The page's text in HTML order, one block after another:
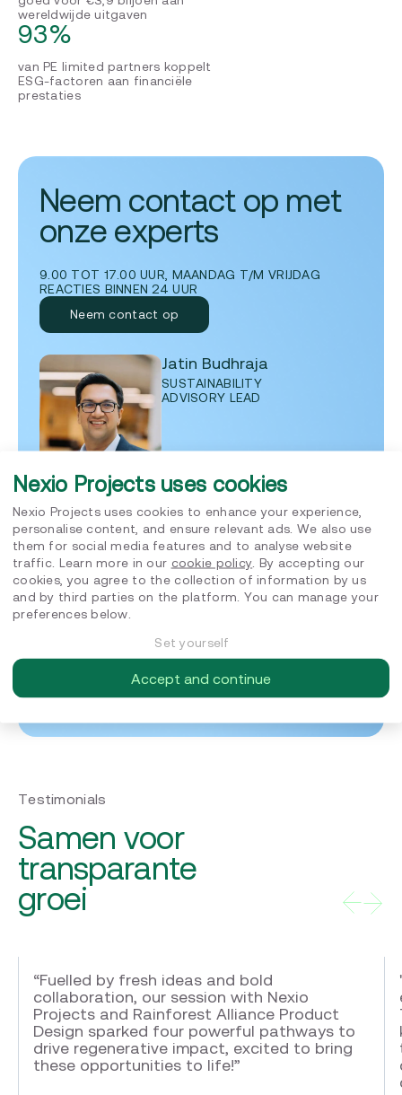
wereldwijde uitgaven
93%
van PE limited partners koppelt
ESG-factoren aan financiële
prestaties
Neem contact op met
onze experts
9.00 TOT 17.00 UUR, MAANDAG T/M VRIJDAG
REACTIES BINNEN 24 UUR
Neem contact op
Jatin Budhraja
SUSTAINABILITY
ADVISORY LEAD
Specialist in ESG regulation and reporting,
including standard interpretation, gap
analysis, materiality assessment, process
set-up, data collation and consistency
and audit readiness. Ex-EY & KPMG CFA,
FMCG
Industrial products
Industrial technology
Insurance
Telecom
Testimonials
Samen voor
transparante
groei
“Fuelled by fresh ideas and bold
collaboration, our session with Nexio
Projects and Rainforest Alliance Product
Design sparked four powerful pathways to
drive regenerative impact, excited to bring
these opportunities to life!”
Nexio Projects uses cookies
Nexio Projects uses cookies to enhance your experience,
personalise content, and ensure relevant ads. We also use
them for social media features and to analyse website
traffic. Learn more in our cookie policy . By accepting our
cookies, you agree to the collection of information by us
and by third parties on the platform. You can manage your
preferences below.
Set yourself
Accept and continue